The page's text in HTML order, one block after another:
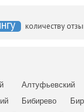
количеству
Алтуфьевский
Бибирево